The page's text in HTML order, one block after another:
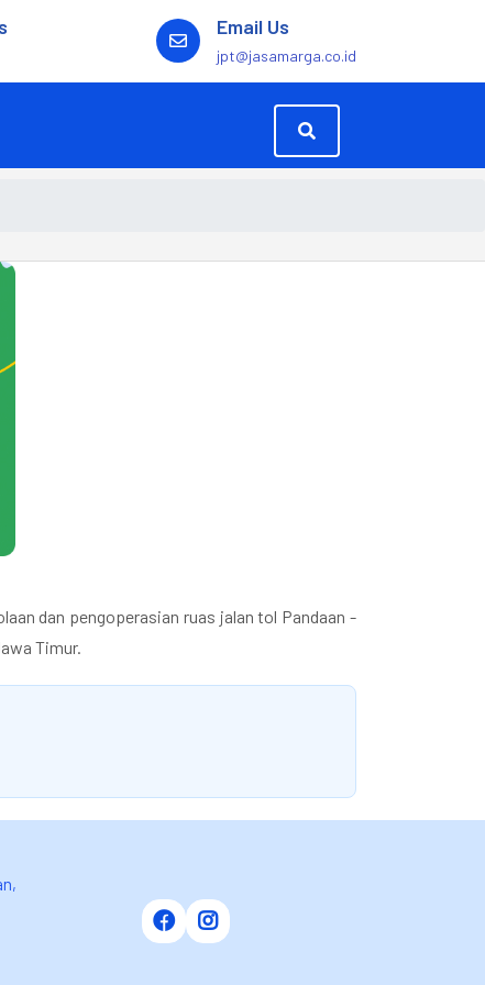
Email Us
jpt@jasamarga.co.id
dan pengoperasian ruas jalan tol Pandaan -
Timur.